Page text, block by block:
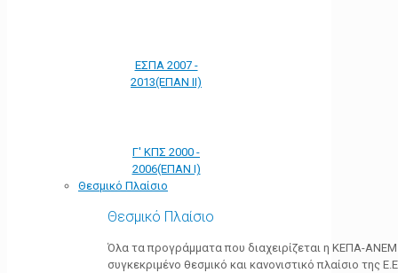
ΕΣΠΑ 2007 -
2013(ΕΠΑΝ ΙΙ)
Γ' ΚΠΣ 2000 -
2006(ΕΠΑΝ Ι)
Θεσμικό Πλαίσιο
Θεσμικό Πλαίσιο
Όλα τα προγράμματα που διαχειρίζεται η ΚΕΠΑ-
συγκεκριμένο θεσμικό και κανονιστικό πλαίσιο της